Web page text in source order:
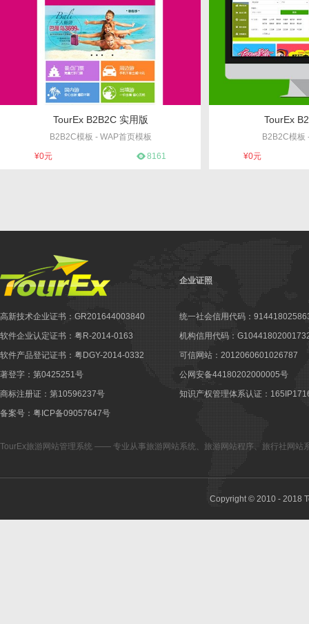
TourEx B2B2C 实用版
B2B2C模板 - WAP首页模板
¥0元 8161
TourEx
B2B2C模板
¥0元
高新技术企业证书：GR201644003840
软件企业认定证书：粤R-2014-0163
软件产品登记证书：粤DGY-2014-0332
著登字：第0425251号
商标注册证：第10596237号
备案号：粤ICP备09057647号
企业证照
统一社会信用代码：
机构信用代码：
可信网站：2012060601026787
公网安备44180202000005号
知识产权管理体系认证：
TourEx旅游网站管理系统 —— 专业从事旅游网站系统 旅游网站程序、 旅行社网站
Copyright © 2010 - 2018